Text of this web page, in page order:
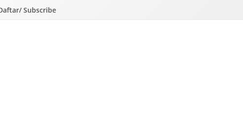
Subscribe